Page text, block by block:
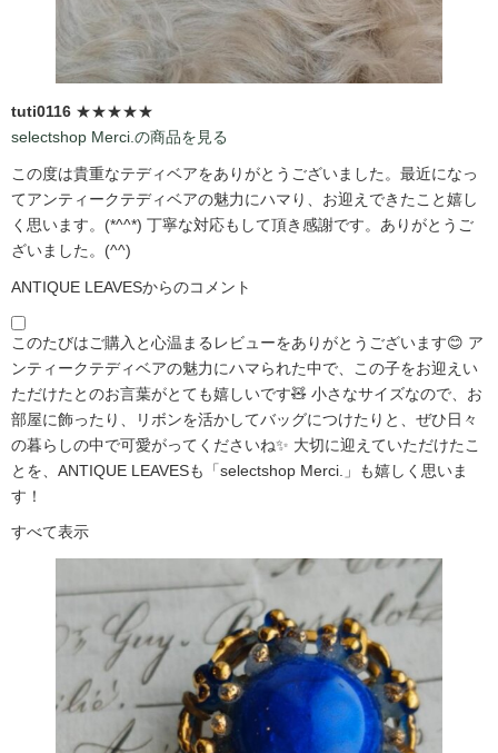
tuti0116 ★★★★★
selectshop Merci.の商品を見る
この度は貴重なテディベアをありがとうございました。最近になっ
てアンティークテディベアの魅力にハマり、お迎えできたこと嬉し
く思います。(*^^*) 丁寧な対応もして頂き感謝です。ありがとうご
ざいました。(^^)
ANTIQUE LEAVESからのコメント
このたびはご購入と心温まるレビューをありがとうございます😊 ア
ンティークテディベアの魅力にハマられた中で、この子をお迎えい
ただけたとのお言葉がとても嬉しいです🧸 小さなサイズなので、お
部屋に飾ったり、リボンを活かしてバッグにつけたりと、ぜひ日々
の暮らしの中で可愛がってくださいね✨ 大切に迎えていただけたこ
とを、ANTIQUE LEAVESも「selectshop Merci.」も嬉しく思いま
す！
すべて表示